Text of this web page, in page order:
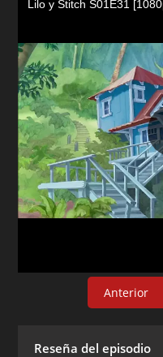
Anterior
Reseña del episodio